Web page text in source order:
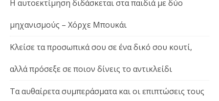
Η αυτοεκτίμηση διδάσκεται στα παιδιά με δύο
μηχανισμούς – Χόρχε Μπουκάι
Κλείσε τα προσωπικά σου σε ένα δικό σου κουτί,
αλλά πρόσεξε σε ποιον δίνεις το αντικλείδι
Τα αυθαίρετα συμπεράσματα και οι επιπτώσεις τους